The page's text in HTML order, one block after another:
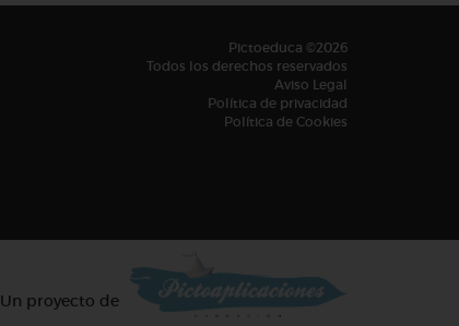
Pictoeduca ©2026
Todos los derechos reservados
Aviso Legal
Política de privacidad
Política de Cookies
Un proyecto de